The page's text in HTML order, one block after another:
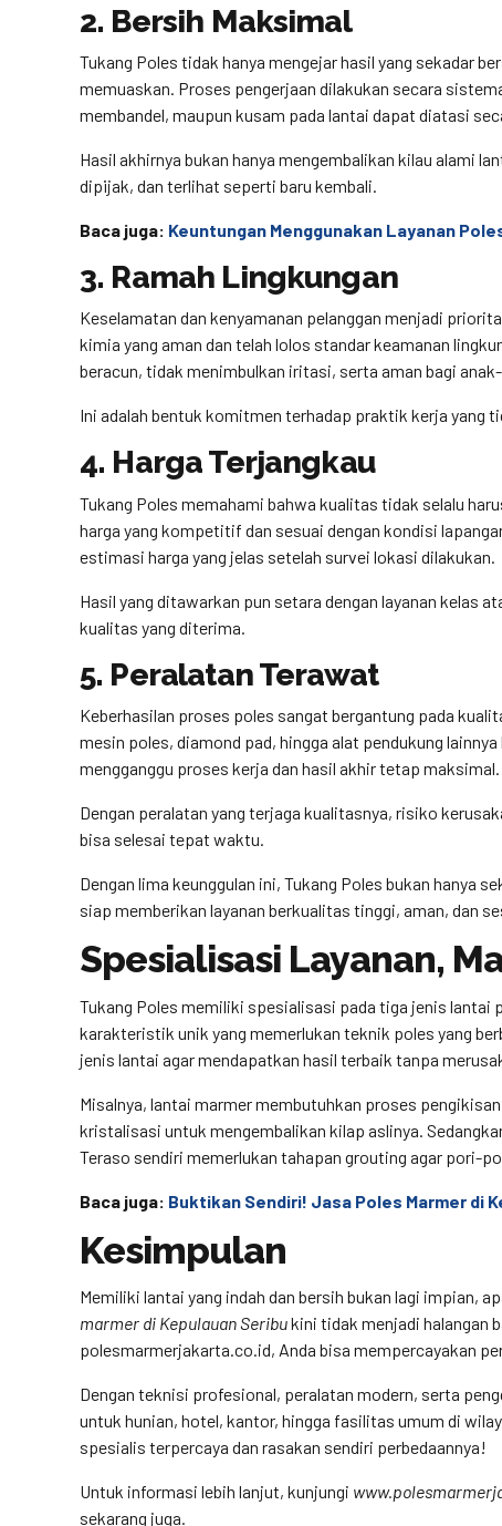
2. Bersih Maksimal
Tukang Poles tidak hanya mengejar hasil yang sekadar
memuaskan. Proses pengerjaan dilakukan secara
membandel, maupun kusam pada lantai dapat diatasi
Hasil akhirnya bukan hanya mengembalikan kilau alami
dipijak, dan terlihat seperti baru kembali.
Baca juga: Keuntungan Menggunakan Layanan
3. Ramah Lingkungan
Keselamatan dan kenyamanan pelanggan menjadi
kimia yang aman dan telah lolos standar keamanan
beracun, tidak menimbulkan iritasi, serta aman bagi
Ini adalah bentuk komitmen terhadap praktik kerja yang
4. Harga Terjangkau
Tukang Poles memahami bahwa kualitas tidak selalu
harga yang kompetitif dan sesuai dengan kondisi
estimasi harga yang jelas setelah survei lokasi dilakukan.
Hasil yang ditawarkan pun setara dengan layanan kelas
kualitas yang diterima.
5. Peralatan Terawat
Keberhasilan proses poles sangat bergantung pada
mesin poles, diamond pad, hingga alat pendukung
mengganggu proses kerja dan hasil akhir tetap maksimal.
Dengan peralatan yang terjaga kualitasnya, risiko
bisa selesai tepat waktu.
Dengan lima keunggulan ini, Tukang Poles bukan hanya
siap memberikan layanan berkualitas tinggi, aman, dan
Spesialisasi Layanan,
Tukang Poles memiliki spesialisasi pada tiga jenis
karakteristik unik yang memerlukan teknik poles yang
jenis lantai agar mendapatkan hasil terbaik tanpa
Misalnya, lantai marmer membutuhkan proses
kristalisasi untuk mengembalikan kilap aslinya.
Teraso sendiri memerlukan tahapan grouting agar pori-
Baca juga: Buktikan Sendiri! Jasa Poles Marmer di
Kesimpulan
Memiliki lantai yang indah dan bersih bukan lagi impian,
marmer di Kepulauan Seribukini tidak menjadi halangan
polesmarmerjakarta.co.id, Anda bisa mempercayakan
Dengan teknisi profesional, peralatan modern, serta
untuk hunian, hotel, kantor, hingga fasilitas umum di
spesialis terpercaya dan rasakan sendiri perbedaannya!
Untuk informasi lebih lanjut, kunjungi
sekarang juga.